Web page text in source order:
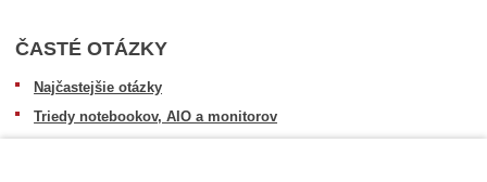
ČASTÉ OTÁZKY
Najčastejšie otázky
Triedy notebookov, AIO a monitorov